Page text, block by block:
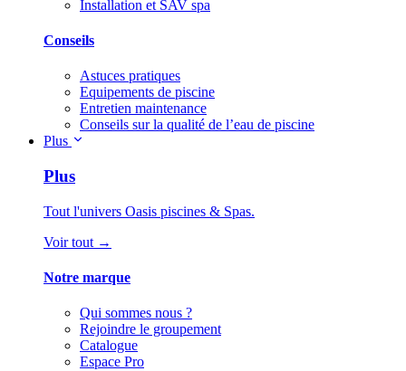
Installation et SAV spa
Conseils
Astuces pratiques
Equipements de piscine
Entretien maintenance
Conseils sur la qualité de l’eau de piscine
Plus
Plus
Tout l'univers Oasis piscines & Spas.
Voir tout →
Notre marque
Qui sommes nous ?
Rejoindre le groupement
Catalogue
Espace Pro